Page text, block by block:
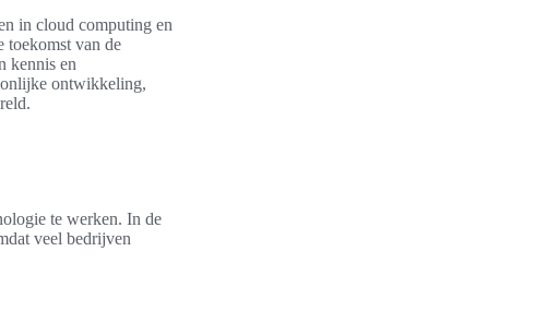
in cloud computing en
toekomst van de
kennis en
ontwikkeling,
te werken. In de
veel bedrijven